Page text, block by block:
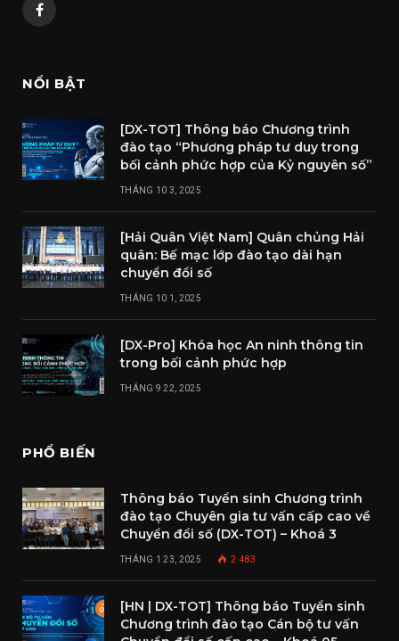
Facebook
NỔI BẬT
[DX-TOT] Thông báo Chương trình
đào tạo “Phương pháp tư duy trong
bối cảnh phức hợp của Kỷ nguyên số”
THÁNG 10 3, 2025
[Hải Quân Việt Nam] Quân chủng Hải
quân: Bế mạc lớp đào tạo dài hạn
chuyển đổi số
THÁNG 10 1, 2025
[DX-Pro] Khóa học An ninh thông tin
trong bối cảnh phức hợp
THÁNG 9 22, 2025
PHỔ BIẾN
Thông báo Tuyển sinh Chương trình
đào tạo Chuyên gia tư vấn cấp cao về
Chuyển đổi số (DX-TOT) – Khoá 3
THÁNG 1 23, 2025 2.483
[HN | DX-TOT] Thông báo Tuyển sinh
Chương trình đào tạo Cán bộ tư vấn